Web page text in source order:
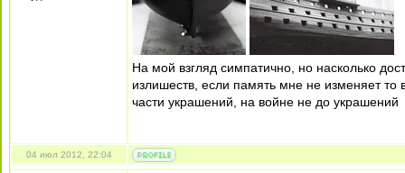
На мой взгляд симпатично, но насколько
излишеств, если память мне не изменяет
части украшений, на войне не до украшений
04 июл 2012, 22:04